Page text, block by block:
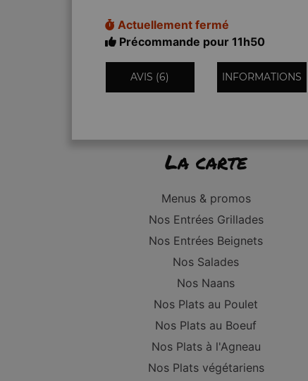
Actuellement fermé
Précommande pour 11h50
AVIS (6) INFORMATIONS
La carte
Menus & promos
Nos Entrées Grillades
Nos Entrées Beignets
Nos Salades
Nos Naans
Nos Plats au Poulet
Nos Plats au Boeuf
Nos Plats à l'Agneau
Nos Plats végétariens